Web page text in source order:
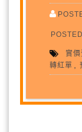
實
轉紅單 ,